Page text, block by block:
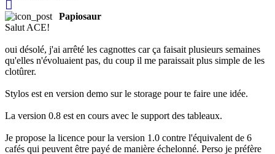
Papiosaur
Salut ACE!
oui désolé, j'ai arrêté les cagnottes car ça faisait plusieurs semaines
qu'elles n'évoluaient pas, du coup il me paraissait plus simple de les
clotûrer.
Stylos est en version demo sur le storage pour te faire une idée.
La version 0.8 est en cours avec le support des tableaux.
Je propose la licence pour la version 1.0 contre l'équivalent de 6
cafés qui peuvent être payé de manière échelonné. Perso je préfère